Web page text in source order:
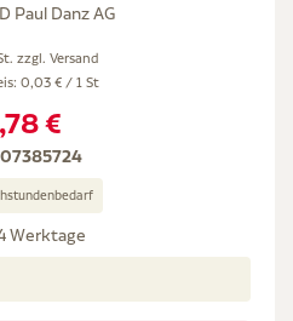
Paul Danz AG
zzgl. Versand
0,03 € / 1 St
€
Werktage